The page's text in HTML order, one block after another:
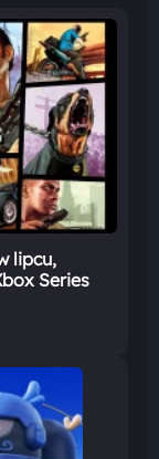
lipcu,
Series